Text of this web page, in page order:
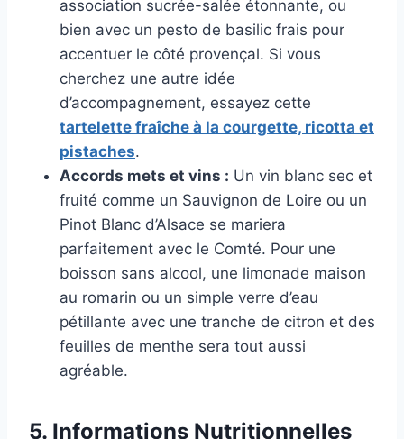
association sucrée-salée étonnante, ou
bien avec un pesto de basilic frais pour
accentuer le côté provençal. Si vous
cherchez une autre idée
d’accompagnement, essayez cette
tartelette fraîche à la courgette, ricotta et
pistaches.
Accords mets et vins : Un vin blanc sec et
fruité comme un Sauvignon de Loire ou un
Pinot Blanc d’Alsace se mariera
parfaitement avec le Comté. Pour une
boisson sans alcool, une limonade maison
au romarin ou un simple verre d’eau
pétillante avec une tranche de citron et des
feuilles de menthe sera tout aussi
agréable.
5. Informations Nutritionnelles